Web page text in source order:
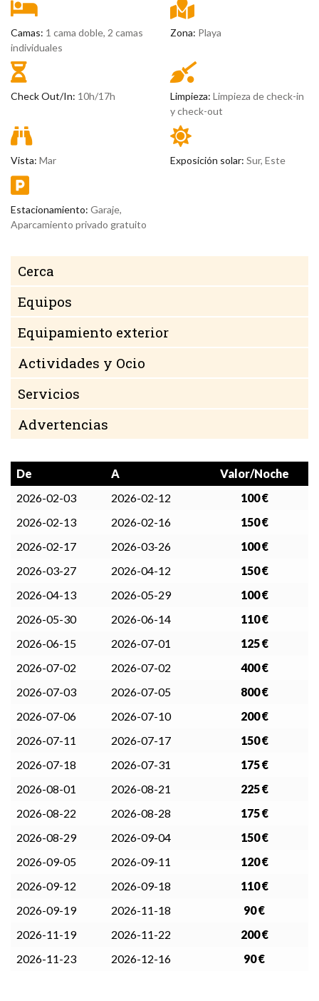
Camas: 1 cama doble, 2 camas
individuales
Zona: Playa
Check Out/In: 10h/17h Limpieza: Limpieza de check-in
y check-out
Vista: Mar Exposición solar: Sur, Este
Estacionamiento: Garaje,
Aparcamiento privado gratuito
Cerca
Equipos
Equipamiento exterior
Actividades y Ocio
Servicios
Advertencias
De A
Valor/Noche
2026-02-03
2026-02-12
100 €
2026-02-13
2026-02-16
150 €
2026-02-17
2026-03-26
100 €
2026-03-27
2026-04-12
150 €
2026-04-13
2026-05-29
100 €
2026-05-30
2026-06-14
110 €
2026-06-15
2026-07-01
125 €
2026-07-02
2026-07-02
400 €
2026-07-03
2026-07-05
800 €
2026-07-06
2026-07-10
200 €
2026-07-11
2026-07-17
150 €
2026-07-18
2026-07-31
175 €
2026-08-01
2026-08-21
225 €
2026-08-22
2026-08-28
175 €
2026-08-29
2026-09-04
150 €
2026-09-05
2026-09-11
120 €
2026-09-12
2026-09-18
110 €
2026-09-19
2026-11-18
90 €
2026-11-19
2026-11-22
200 €
2026-11-23
2026-12-16 90 €